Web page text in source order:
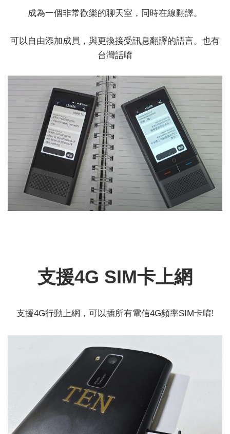
成為一個非常歡樂的聊天室，同時在線翻譯。
可以自由添加成員，與更換接受訊息翻譯的語言。也有
台灣話唷
支援4G SIM卡上網
支援4G行動上網，可以插所有電信4G頻率SIM卡唷!